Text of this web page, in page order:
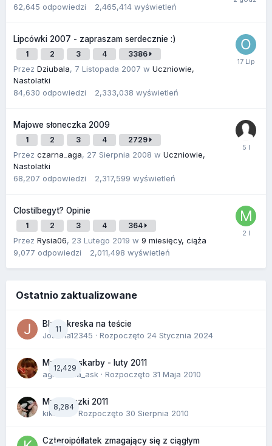
62,645 odpowiedzi 2,465,414 wyświetleń
Lipcówki 2007 - zapraszam serdecznie :)
1 2 3 4 3386
Przez Dziubala, 7 Listopada 2007 w Uczniowie,
Nastolatki
84,630 odpowiedzi 2,333,038 wyświetleń
Majowe słoneczka 2009
1 2 3 4 2729
Przez czarna_aga, 27 Sierpnia 2008 w Uczniowie,
Nastolatki
68,207 odpowiedzi 2,317,599 wyświetleń
Clostilbegyt? Opinie
1 2 3 4 364
Przez Rysia06, 23 Lutego 2019 w 9 miesięcy, ciąża
9,077 odpowiedzi 2,011,498 wyświetleń
Ostatnio zaktualizowane
11
Blada kreska na teście
Joanna12345 · Rozpoczęto 24 Stycznia 2024
12,429
Malutkie skarby - luty 2011
agnieszka_ask · Rozpoczęto 31 Maja 2010
8,284
Majóweczki 2011
kikarika
· Rozpoczęto 30 Sierpnia 2010
Czteroipółlatek zmagający się z ciągłym